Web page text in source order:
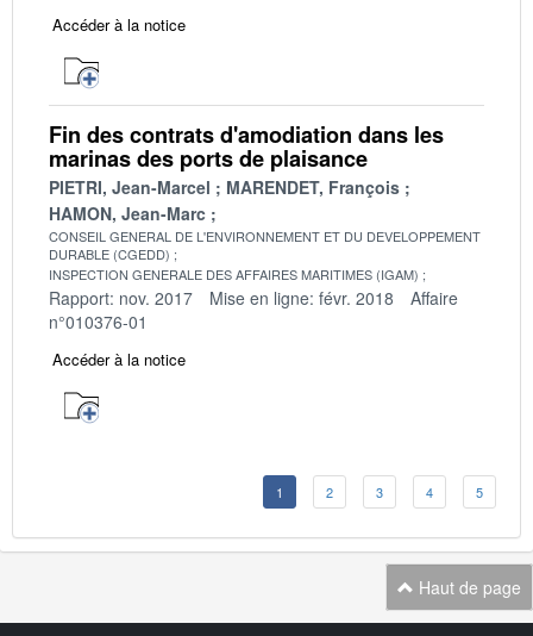
Accéder à la notice
Fin des contrats d'amodiation dans les
marinas des ports de plaisance
PIETRI, Jean-Marcel
MARENDET, François
HAMON, Jean-Marc
CONSEIL GENERAL DE L'ENVIRONNEMENT ET DU DEVELOPPEMENT
DURABLE (CGEDD)
INSPECTION GENERALE DES AFFAIRES MARITIMES (IGAM)
Rapport: nov. 2017 Mise en ligne: févr. 2018
Affaire
n°010376-01
Accéder à la notice
1 2 3 4 5
Haut de page